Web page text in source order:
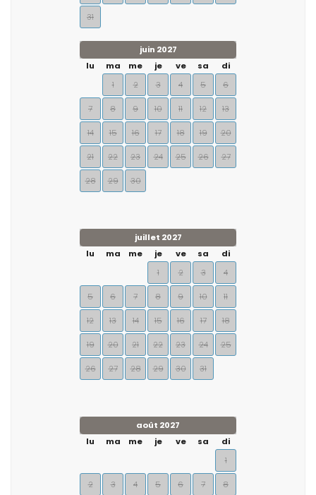
31
juin 2027
lu
ma me je ve sa
di
1
2 3 4 5 6
7 8 9 10 11 12 13
14 15 16 17 18 19 20
21 22 23 24 25 26 27
28 29 30
juillet 2027
lu
ma me je ve sa
di
1
2 3 4
5 6 7 8 9 10 11
12 13 14 15 16 17 18
19 20 21 22 23 24 25
26 27 28 29 30 31
août 2027
lu
ma me je ve sa
di
1
2 3 4 5 6 7 8